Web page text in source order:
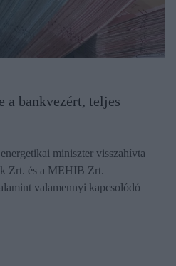
a bankvezért, teljes
miniszter visszahívta
Zrt. és a MEHIB Zrt.
valamennyi kapcsolódó